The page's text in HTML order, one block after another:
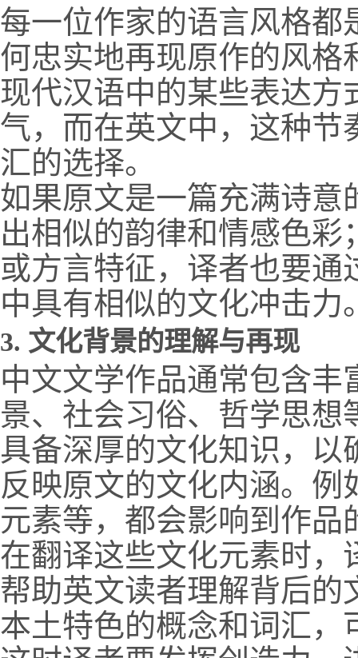
每一位作家的语言风格都
何忠实地再现原作的风格
现代汉语中的某些表达方
气，而在英文中，这种节
汇的选择。
如果原文是一篇充满诗意
出相似的韵律和情感色
或方言特征，译者也要
中具有相似的文化冲击力
3. 文化背景的理解与再现
中文文学作品通常包含
景、社会习俗、哲学思
具备深厚的文化知识，
反映原文的文化内涵。
元素等，都会影响到作品
在翻译这些文化元素时，
帮助英文读者理解背后
本土特色的概念和词汇，